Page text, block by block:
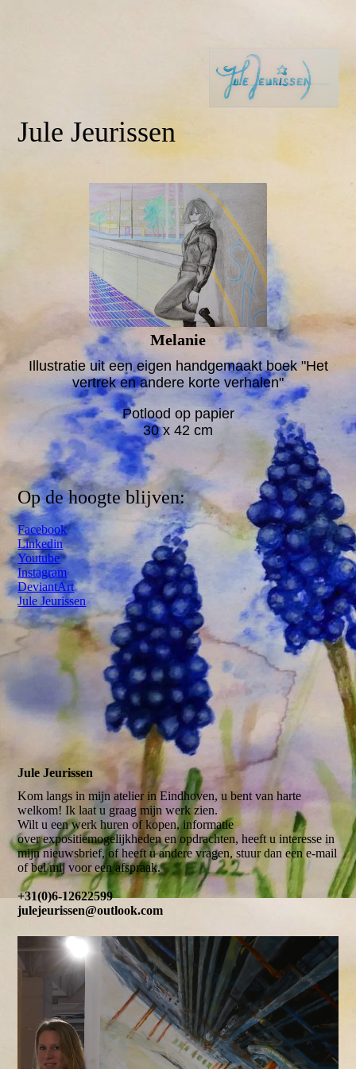
Jule Jeurissen
Melanie
Illustratie uit een eigen handgemaakt boek "Het
vertrek en andere korte verhalen"
Potlood op papier
30 x 42 cm
Op de hoogte blijven:
Facebook
Linkedin
Youtube
Instagram
DeviantArt
Jule Jeurissen
Jule Jeurissen
Kom langs in mijn atelier in Eindhoven, u bent van harte
welkom! Ik laat u graag mijn werk zien.
Wilt u een werk huren of kopen, informatie
over expositiemogelijkheden en opdrachten, heeft u interesse in
mijn nieuwsbrief, of heeft u andere vragen, stuur dan een e-mail
of bel mij voor een afspraak.
+31(0)6-12622599
julejeurissen@outlook.com